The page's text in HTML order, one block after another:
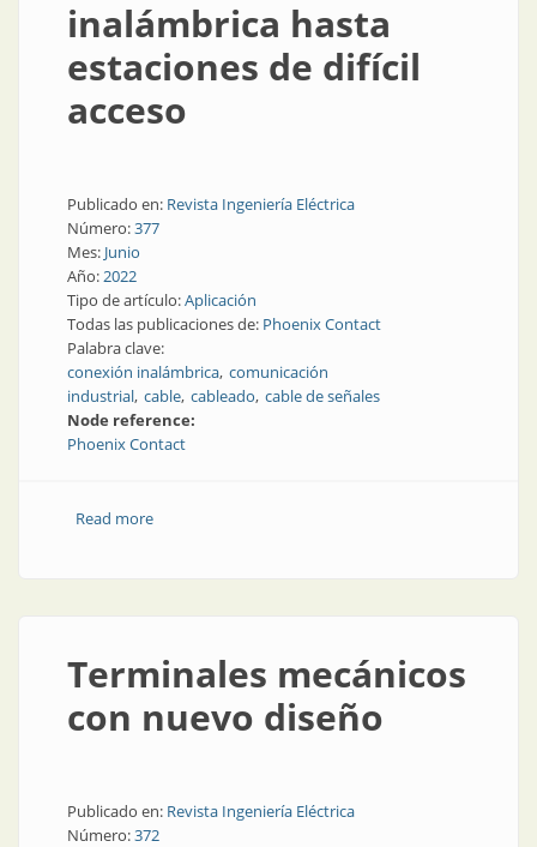
inalámbrica hasta
estaciones de difícil
acceso
Publicado en: Revista Ingeniería Eléctrica
Número:377
Mes: Junio
Año:2022
Tipo de artículo:Aplicación
Todas las publicaciones de: Phoenix Contact
Palabra clave:
conexión inalámbrica comunicación
industrial cable cableado cable de señales
Node reference:
Phoenix Contact
Read moreabout Transmisión inalámbrica hasta estaciones de
Terminales mecánicos
con nuevo diseño
Publicado en: Revista Ingeniería Eléctrica
Número:372